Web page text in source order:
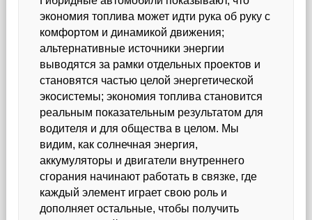
экономия топлива может идти рука об руку с
комфортом и динамикой движения;
альтернативные источники энергии
выводятся за рамки отдельных проектов и
становятся частью целой энергетической
экосистемы; экономия топлива становится
реальным показательным результатом для
водителя и для общества в целом. Мы
видим, как солнечная энергия,
аккумуляторы и двигатели внутреннего
сгорания начинают работать в связке, где
каждый элемент играет свою роль и
дополняет остальные, чтобы получить